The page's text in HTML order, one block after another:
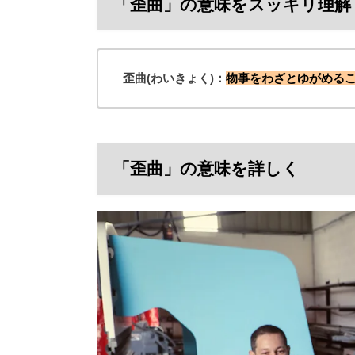
「歪曲」の意味をスッキリ理解
歪曲(わいきょく)： 物事をわざとゆがめる
「歪曲」の意味を詳しく